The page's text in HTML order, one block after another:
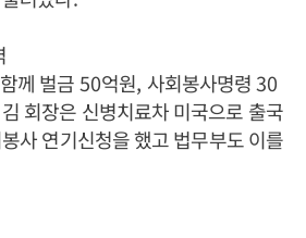
께 벌금50억원, 사회봉사명령30
김 회장은 신병치료차 미국으로 출국
사 연기신청을 했고 법무부도 이를